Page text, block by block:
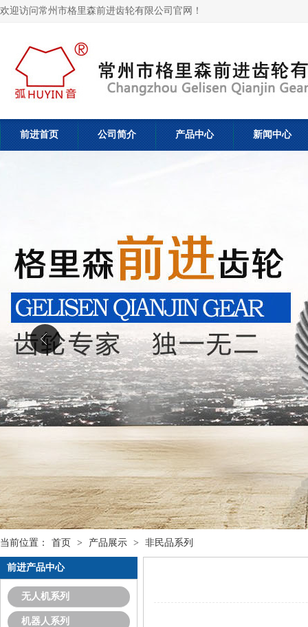
欢迎访问常州市格里森前进齿轮有限公司官网！
前进首页 公司简介 产品中心 新闻中心
当前位置： 首页 > 产品展示 > 非民品系列
前进产品中心
无人机系列
机器人系列